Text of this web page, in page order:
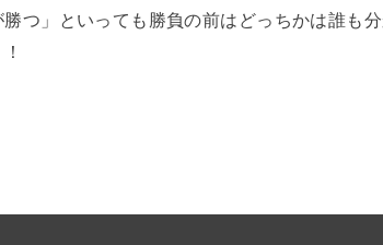
勝つ」といっても勝負の前はどっちかは誰も